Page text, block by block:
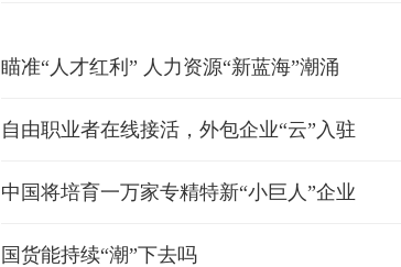
瞄准“人才红利” 人力资源“新蓝海”潮涌
自由职业者在线接活，外包企业“云”入驻
中国将培育一万家专精特新“小巨人”企业
国货能持续“潮”下去吗